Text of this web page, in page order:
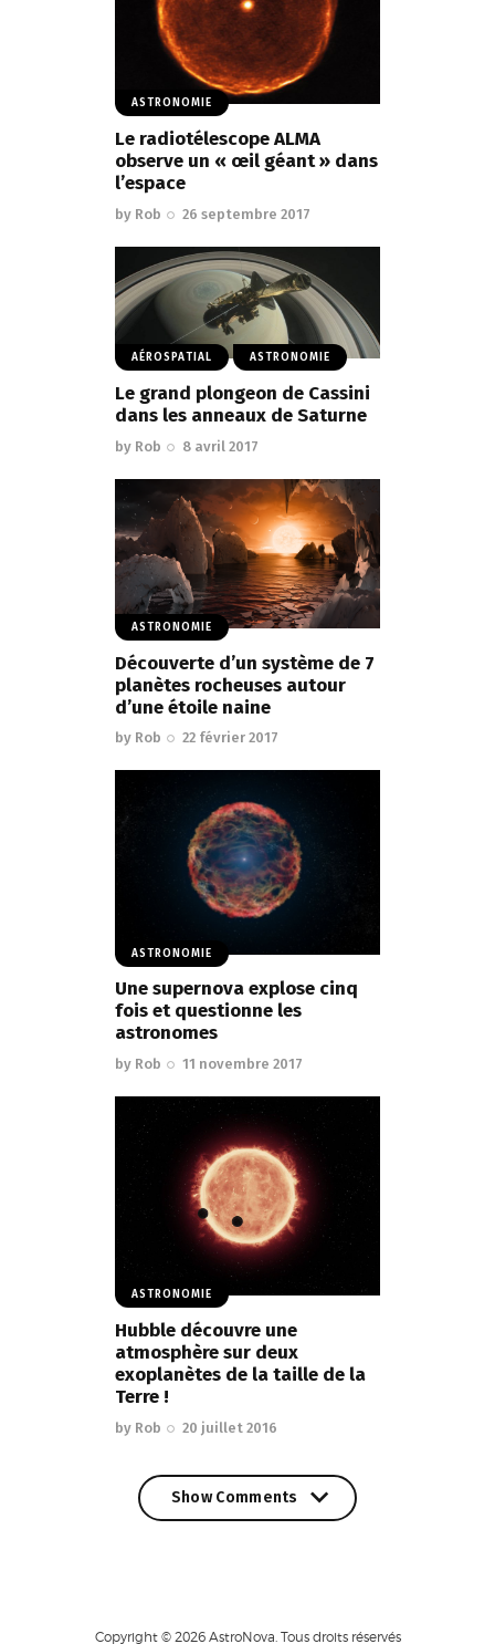
ASTRONOMIE
Le radiotélescope ALMA
observe un « œil géant » dans
l’espace
by Rob 26 septembre 2017
AÉROSPATIAL ASTRONOMIE
Le grand plongeon de Cassini
dans les anneaux de Saturne
by Rob 8 avril 2017
ASTRONOMIE
Découverte d’un système de 7
planètes rocheuses autour
d’une étoile naine
by Rob 22 février 2017
ASTRONOMIE
Une supernova explose cinq
fois et questionne les
astronomes
by Rob 11 novembre 2017
ASTRONOMIE
Hubble découvre une
atmosphère sur deux
exoplanètes de la taille de la
Terre !
by Rob 20 juillet 2016
Show Comments
Copyright © 2026 AstroNova. Tous droits réservés